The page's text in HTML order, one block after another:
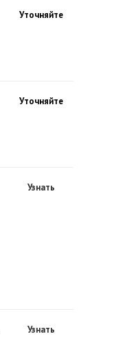
Уточняйте
Уточняйте
Узнать
Узнать